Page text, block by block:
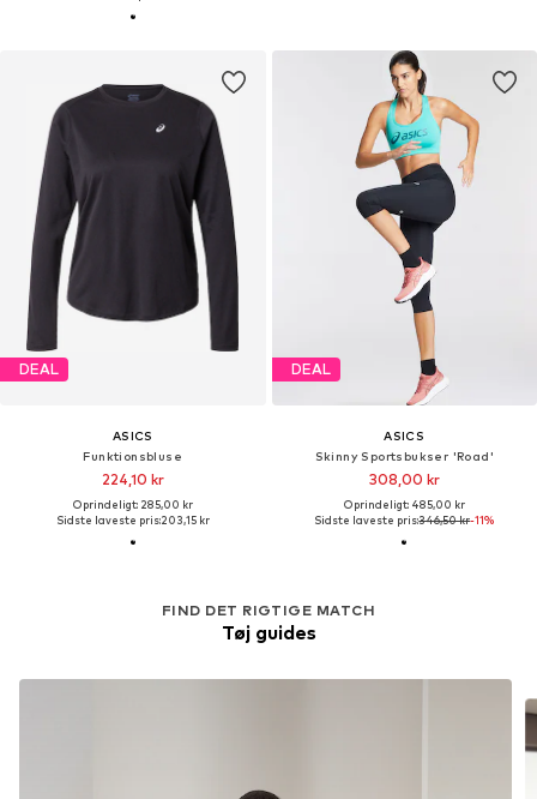
DEAL
ASICS
Funktionsbluse
224,10 kr
Oprindeligt: 285,00 kr
Sidste laveste pris:203,15 kr
DEAL
ASICS
Skinny Sportsbukser 'Road'
308,00 kr
Oprindeligt: 485,00 kr
Sidste laveste pris:346,50 kr-11%
FIND DET RIGTIGE MATCH
Tøj guides